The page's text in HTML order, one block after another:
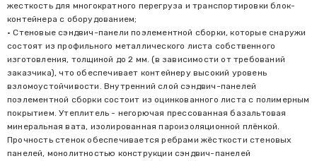
жесткость для многократного перегруза и транспортировки блок-
контейнера с оборудованием;
• Стеновые сэндвич-панели поэлементной сборки, которые снаружи
состоят из профильного металлического листа собственного
изготовления, толщиной до 2 мм. (в зависимости от требований
заказчика), что обеспечивает контейнеру высокий уровень
взломоустойчивости. Внутренний слой сэндвич-панелей
поэлементной сборки состоит из оцинкованного листа с полимерным
покрытием. Утеплитель - негорючая прессованная базальтовая
минеральная вата, изолированная пароизоляционной плёнкой.
Прочность стенок обеспечивается ребрами жёсткости стеновых
панелей, монолитностью конструкции сэндвич-панелей